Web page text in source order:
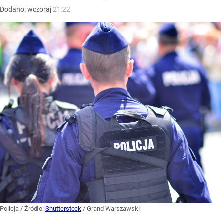
Dodano:wczoraj 21:22
Policja / Źródło: Shutterstock / Grand Warszawski